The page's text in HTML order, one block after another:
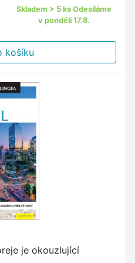
Skladem > 5 ks Odesíláme
v pondělí 17.8.
je okouzlující